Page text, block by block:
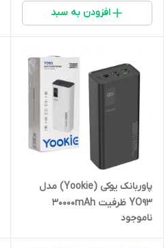
افزودن به سبد
پاوربانک یوکی (Yookie) مدل
YO93 ظرفیت 30000mAh
ناموجود